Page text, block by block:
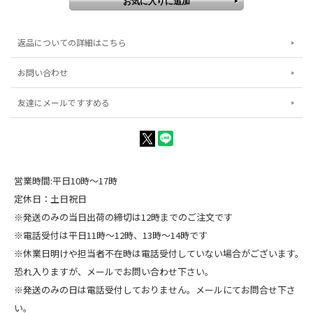
返品についての詳細はこちら
お問い合わせ
友達にメールですすめる
営業時間:平日10時～17時
定休日：土日祝日
※発送のみの当日出荷の締切は12時までのご注文です
※電話受付は平日11時～12時、13時～14時です
※休業日明けや担当者不在時は電話受付していない場合がございます。
恐れ入りますが、メールでお問い合わせ下さい。
※発送のみの日は電話受付しておりません。メールにてお問合せ下さ
い。